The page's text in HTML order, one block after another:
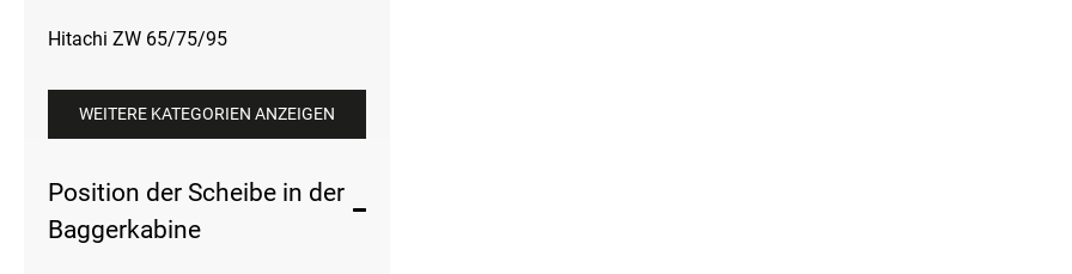
Hitachi ZW 65/75/95
WEITERE KATEGORIEN ANZEIGEN
Position der Scheibe in der
Baggerkabine